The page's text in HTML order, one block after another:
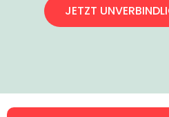
JETZT